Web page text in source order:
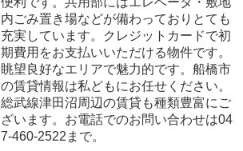
内ごみ置き場などが備わっておりとても
充実しています。クレジットカードで初
期費用をお支払いいただける物件です。
眺望良好なエリアで魅力的です。船橋市
の賃貸情報は私どもにお任せください。
総武線津田沼周辺の賃貸も種類豊富にご
ざいます。お電話でのお問い合わせは04
7-460-2522まで。